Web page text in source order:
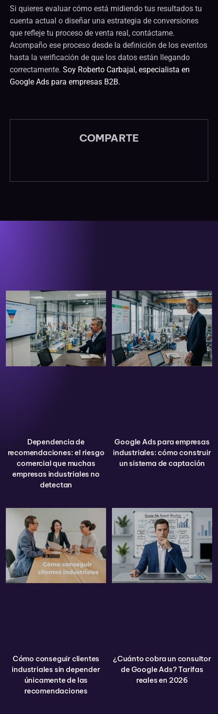
Si quieres evaluar cómo está midiendo tus resultados tu
cuenta actual o diseñar una estrategia de conversiones
que refleje tu proceso de venta real, contáctame.
Acompaño ese proceso desde la definición de los eventos
hasta la verificación de que los datos están llegando
correctamente. Soy Roberto Carbajal, especialista en
Google Ads para empresas B2B.
COMPARTE
Dependencia de
recomendaciones: el riesgo
comercial que muchas
empresas industriales no
detectan
Google Ads para empresas
industriales: cómo construir
un sistema de captación
Cómo conseguir clientes
industriales sin depender
únicamente de las
recomendaciones
¿Cuánto cobra un consultor
de Google Ads? Tarifas
reales en 2026